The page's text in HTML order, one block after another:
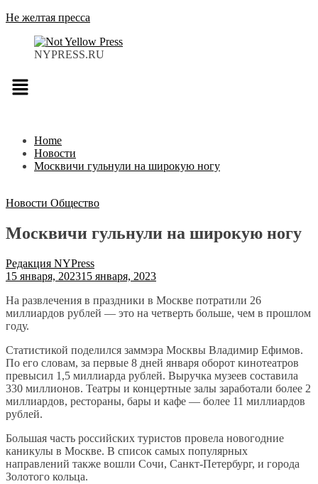
Не желтая пресса
NYPRESS.RU
Меню
Home
Новости
Москвичи гульнули на широкую ногу
Новости Общество
Москвичи гульнули на широкую ногу
Редакция NYPress
15 января, 202315 января, 2023
На развлечения в праздники в Москве потратили 26
миллиардов рублей — это на четверть больше, чем в прошлом
году.
Статистикой поделился заммэра Москвы Владимир Ефимов.
По его словам, за первые 8 дней января оборот кинотеатров
превысил 1,5 миллиарда рублей. Выручка музеев составила
330 миллионов. Театры и концертные залы заработали более 2
миллиардов, рестораны, бары и кафе — более 11 миллиардов
рублей.
Большая часть российских туристов провела новогодние
каникулы в Москве. В список самых популярных
направлений также вошли Сочи, Санкт-Петербург, и города
Золотого кольца.